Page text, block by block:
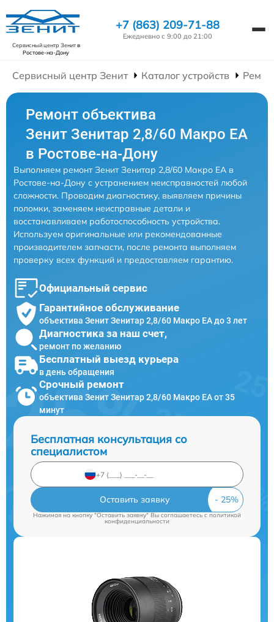
Сервисный центр Зенитв
Ростове-на-Дону
+7 (863) 209-71-88
Ежедневно с 9:00 до 21:00
Сервисный центр Зенит Каталог устройств
Ремонт объектива
Зенит Зенитар 2,8/60 Макро ЕА
в Ростове-на-Дону
Выполняем ремонт Зенит Зенитар 2,8/60 Макро ЕА в
Ростове-на-Дону с устранением неисправностей любой
сложности. Проводим диагностику, выявляем причины
поломки, заменяем неисправные детали и
восстанавливаем работоспособность устройства.
Используем оригинальные или рекомендованные
производителем запчасти, после ремонта выполняем
проверку всех функций и предоставляем гарантию.
Официальный сервис
Гарантийное обслуживание
объектива Зенит Зенитар 2,8/60 Макро ЕА до 3 лет
Диагностика за наш счет,
ремонт по желанию
Бесплатный выезд курьера
в день обращения
Срочный ремонт
объектива Зенит Зенитар 2,8/60 Макро ЕА от 35
минут
Бесплатная консультация со
специалистом
Оставить заявку
Нажимая на кнопку "Оставить заявку" Вы соглашаетесь cполитикой
конфиденциальности